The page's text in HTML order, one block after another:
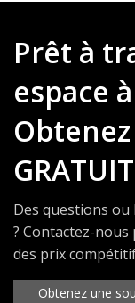
Prêt à
espace
Des questions
? Contactez-
des prix
Obtenez une